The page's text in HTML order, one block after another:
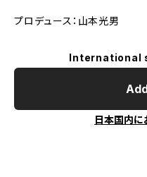
プロデュース：山本光男
International
日本国内に